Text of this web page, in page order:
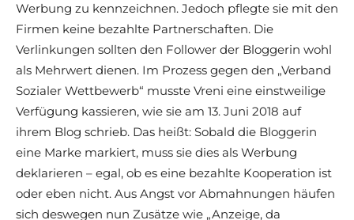
Werbung zu kennzeichnen. Jedoch pflegte sie mit den
Firmen keine bezahlte Partnerschaften. Die
Verlinkungen sollten den Follower der Bloggerin wohl
als Mehrwert dienen. Im Prozess gegen den „Verband
Sozialer Wettbewerb“ musste Vreni eine einstweilige
Verfügung kassieren, wie sie am 13. Juni 2018 auf
ihrem Blog schrieb. Das heißt: Sobald die Bloggerin
eine Marke markiert, muss sie dies als Werbung
deklarieren – egal, ob es eine bezahlte Kooperation ist
oder eben nicht. Aus Angst vor Abmahnungen häufen
sich deswegen nun Zusätze wie „Anzeige, da